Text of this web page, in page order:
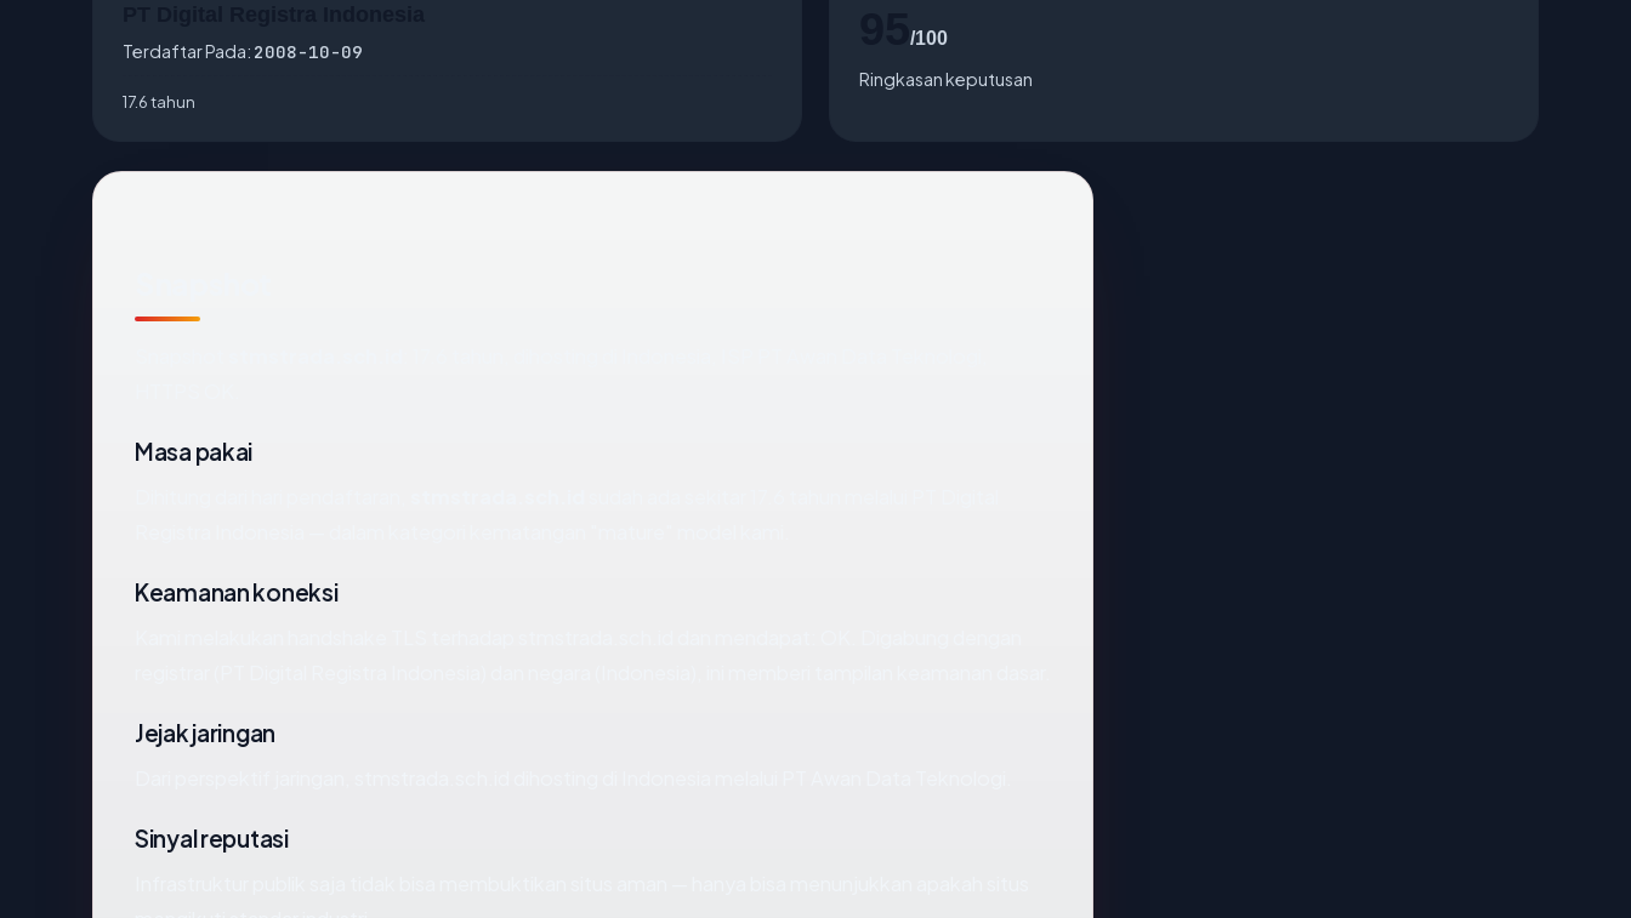
Terdaftar Pada: 2008-10-09
17.6 tahun
/100
Ringkasan keputusan
Masa pakai
Keamanan koneksi
Jejak jaringan
Sinyal reputasi